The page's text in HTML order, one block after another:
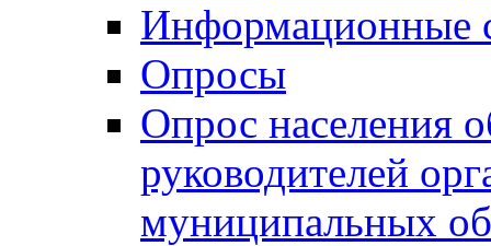
Информационные
Опросы
Опрос населения
руководителей
муниципальных